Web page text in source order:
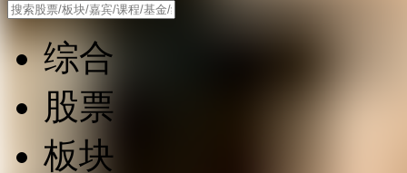
综合
股票
板块